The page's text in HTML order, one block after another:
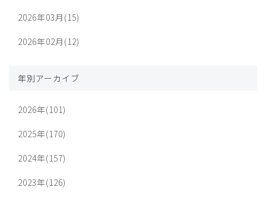
2026年03月(15)
2026年02月(12)
年別アーカイブ
2026年(101)
2025年(170)
2024年(157)
2023年(126)